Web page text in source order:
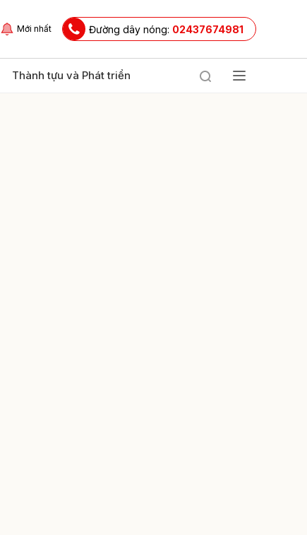
Mới nhất Đường dây nóng: 02437674981
Thành tựu và Phát triển